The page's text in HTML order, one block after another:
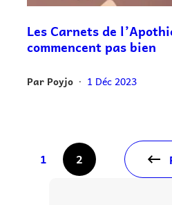
Les Carnets de
commencent pas bien
Par Poyjo • 1 Déc 2023
1 2